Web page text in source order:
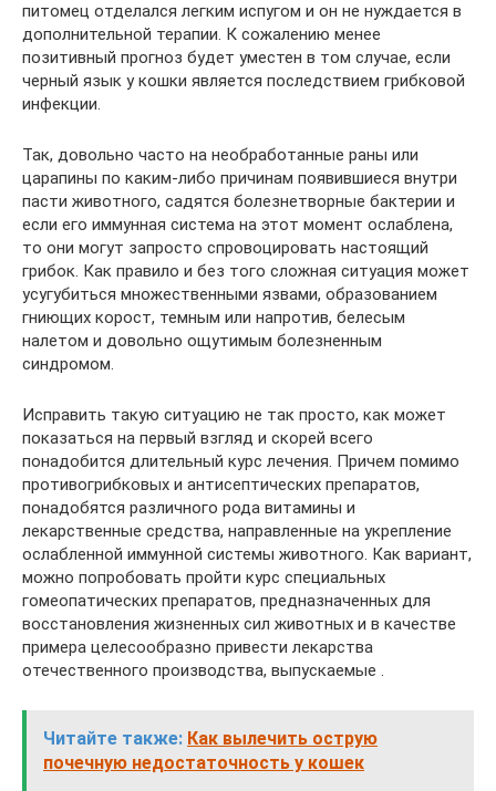
питомец отделался легким испугом и он не нуждается в
дополнительной терапии. К сожалению менее
позитивный прогноз будет уместен в том случае, если
черный язык у кошки является последствием грибковой
инфекции.
Так, довольно часто на необработанные раны или
царапины по каким-либо причинам появившиеся внутри
пасти животного, садятся болезнетворные бактерии и
если его иммунная система на этот момент ослаблена,
то они могут запросто спровоцировать настоящий
грибок. Как правило и без того сложная ситуация может
усугубиться множественными язвами, образованием
гниющих корост, темным или напротив, белесым
налетом и довольно ощутимым болезненным
синдромом.
Исправить такую ситуацию не так просто, как может
показаться на первый взгляд и скорей всего
понадобится длительный курс лечения. Причем помимо
противогрибковых и антисептических препаратов,
понадобятся различного рода витамины и
лекарственные средства, направленные на укрепление
ослабленной иммунной системы животного. Как вариант,
можно попробовать пройти курс специальных
гомеопатических препаратов, предназначенных для
восстановления жизненных сил животных и в качестве
примера целесообразно привести лекарства
отечественного производства, выпускаемые .
Читайте также: Как вылечить острую
почечную недостаточность у кошек